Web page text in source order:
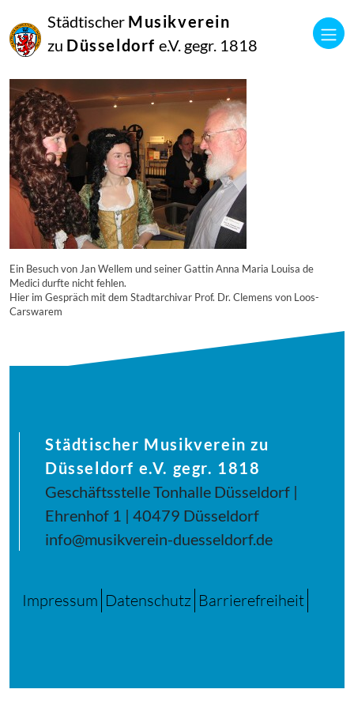
Städtischer Musikverein
zu Düsseldorf e.V. gegr. 1818
September
2014
Manfred Hill
Ein Besuch von Jan Wellem und seiner Gattin Anna Maria Louisa de
Medici durfte nicht fehlen.
Hier im Gespräch mit dem Stadtarchivar Prof. Dr. Clemens von Loos-
Carswarem
Städtischer Musikverein zu
Düsseldorf e.V. gegr. 1818
Geschäftsstelle Tonhalle Düsseldorf |
Ehrenhof 1 | 40479 Düsseldorf
info@musikverein-duesseldorf.de
Impressum Datenschutz Barrierefreiheit